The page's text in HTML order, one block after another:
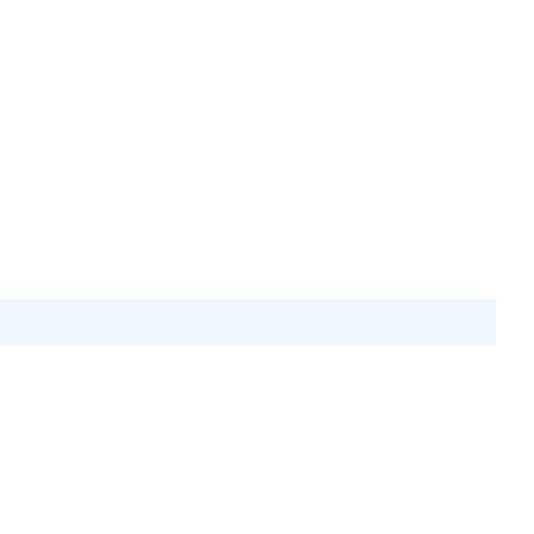
Wasser, Fischschwärme und interessante Felsformationen
starkes Erdbeben und einen Tsunami zerstört.
Küstenlandschaft.
jedoch besser als an vielen anderen Stränden